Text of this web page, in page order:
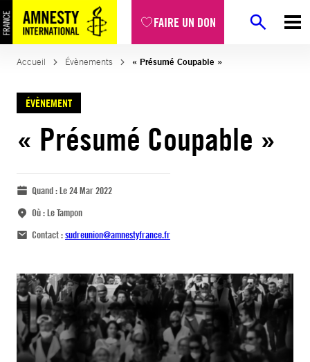
FAIRE UN DON
Accueil Évènements « Présumé Coupable »
ÉVÈNEMENT
« Présumé Coupable »
Quand :Le 24 Mar 2022
Où :Le Tampon
Contact :sudreunion@amnestyfrance.fr